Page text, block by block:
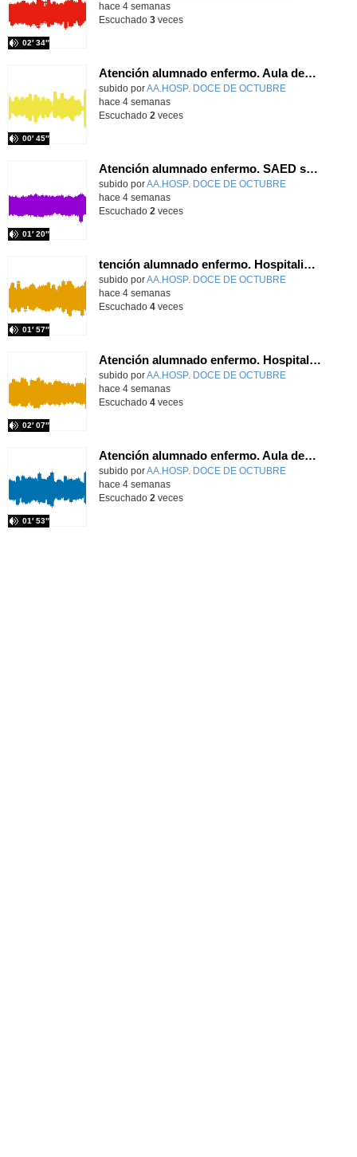
02′ 34″
hace 4 semanas
Escuchado 3veces
Atención alumnado enfermo. Aula dentro del hospital. Rosa María Poza Hervás
Contenido educativo.
subido porAA.HOSP. DOCE DE OCTUBRE
00′ 45″
-
hace 4 semanas
Escuchado 2 veces
Atención alumnado enfermo. SAED secundaria. Charo Villamariz Cid.
Contenido educativo.
subido porAA.HOSP. DOCE DE OCTUBRE
01′ 20″
-
hace 4 semanas
Escuchado 2 veces
tención alumnado enfermo. Hospitalización Psiquiátrica. María del Carmen Sanz Segura
Contenido educativo.
subido porAA.HOSP. DOCE DE OCTUBRE
01′ 57″
-
hace 4 semanas
Escuchado 4veces
Atención alumnado enfermo. Hospitalización Psiquiátrica. Miguel Ángel Baena Recio
Contenido educativo.
subido porAA.HOSP. DOCE DE OCTUBRE
02′ 07″
-
hace 4 semanas
Escuchado 4veces
Atención alumnado enfermo. Aula dentro del hospital. Laura Gómez-Pardo Gayete
Contenido educativo.
subido porAA.HOSP. DOCE DE OCTUBRE
01′ 53″
-
hace 4 semanas
Escuchado 2 veces